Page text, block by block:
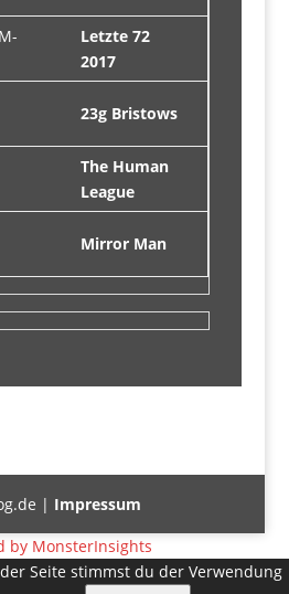
Letzte 72
2017
23g Bristows
The Human
League
Mirror Man
| Impressum
Seite stimmst du der Verwendung